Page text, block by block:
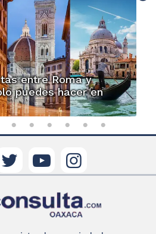
entre Roma y
puedes hacer en